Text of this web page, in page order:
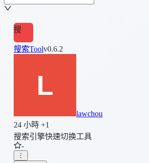
搜
搜索Toolv0.6.2
lawchou
24 小時 +1
搜索引擎快速切换工具
-